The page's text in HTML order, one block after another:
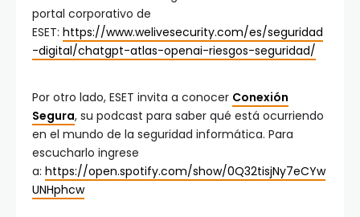
portal corporativo de
ESET: https://www.welivesecurity.com/es/seguridad
-digital/chatgpt-atlas-openai-riesgos-seguridad/
Por otro lado, ESET invita a conocer Conexión
Segura, su podcast para saber qué está ocurriendo
en el mundo de la seguridad informática. Para
escucharlo ingrese
a: https://open.spotify.com/show/0Q32tisjNy7eCYw
UNHphcw